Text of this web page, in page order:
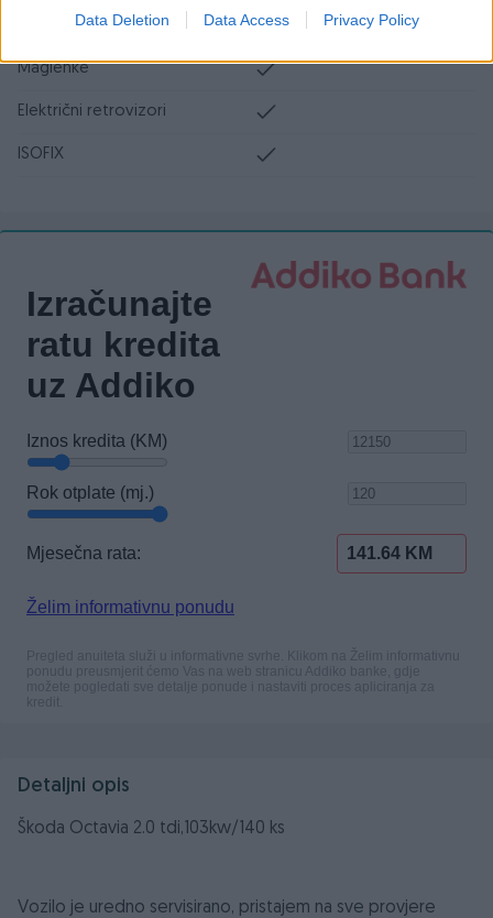
Data Deletion Data Access Privacy Policy
Naslon za ruku
Maglenke
Električni retrovizori
ISOFIX
Detaljni opis
Škoda Octavia 2.0 tdi,103kw/140 ks
Vozilo je uredno servisirano, pristajem na sve provjere